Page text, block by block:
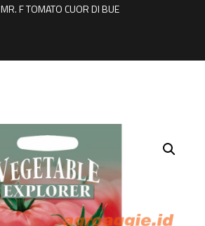
MR. F TOMATO CUOR DI BUE